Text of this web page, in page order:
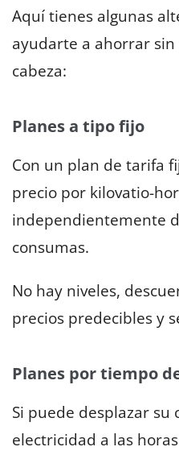
Aquí tienes algunas
ayudarte a ahorrar
cabeza:
Planes a tipo fijo
Con un plan de tarifa
precio por kilovatio-
independientemente
consumas.
No hay niveles,
precios predecibles y
Planes por tiempo
Si puede desplazar su
electricidad a las